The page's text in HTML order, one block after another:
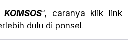
KOMSOS“, caranya klik link
dulu di ponsel.